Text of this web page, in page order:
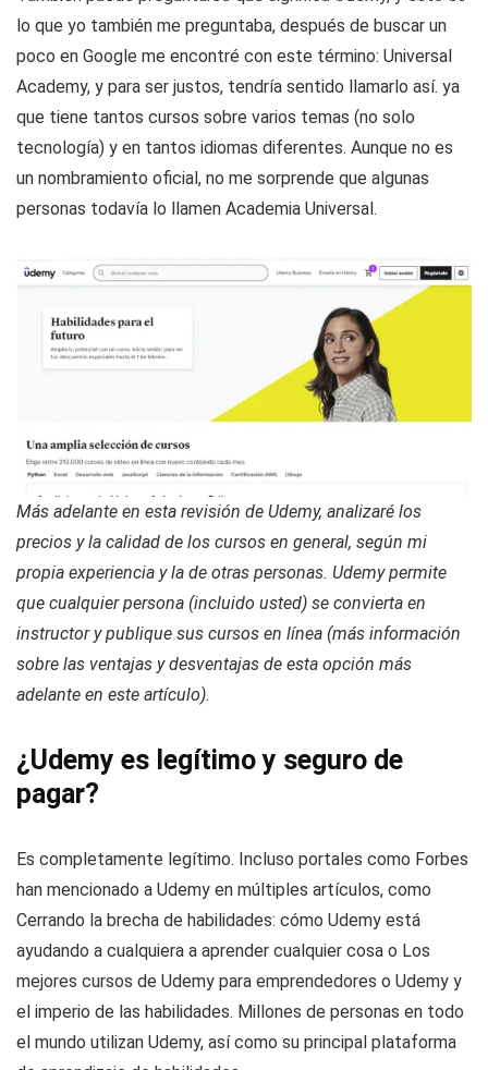
lo que yo también me preguntaba, después de buscar un
poco en Google me encontré con este término: Universal
Academy, y para ser justos, tendría sentido llamarlo así. ya
que tiene tantos cursos sobre varios temas (no solo
tecnología) y en tantos idiomas diferentes. Aunque no es
un nombramiento oficial, no me sorprende que algunas
personas todavía lo llamen Academia Universal.
Más adelante en esta revisión de Udemy, analizaré los
precios y la calidad de los cursos en general, según mi
propia experiencia y la de otras personas. Udemy permite
que cualquier persona (incluido usted) se convierta en
instructor y publique sus cursos en línea (más información
sobre las ventajas y desventajas de esta opción más
adelante en este artículo).
¿Udemy es legítimo y seguro de
pagar?
Es completamente legítimo. Incluso portales como Forbes
han mencionado a Udemy en múltiples artículos, como
Cerrando la brecha de habilidades: cómo Udemy está
ayudando a cualquiera a aprender cualquier cosa o Los
mejores cursos de Udemy para emprendedores o Udemy y
el imperio de las habilidades. Millones de personas en todo
el mundo utilizan Udemy, así como su principal plataforma